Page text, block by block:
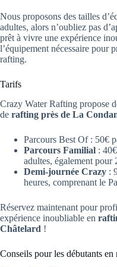
Nous proposons des tailles
adultes, alors n’oubliez pas
prêt à vivre une expérience
l’équipement nécessaire pour
rafting.
Tarifs
Crazy Water Rafting propose
de rafting près de La
Parcours Best Of : 50€
Parcours Familial :
adultes, également pour
Demi-journée Crazy :
heures, comprenant le
Réservez maintenant pour
expérience inoubliable en
Châtelard !
Conseils pour les débutants en